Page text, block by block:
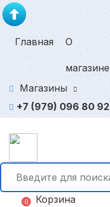
Главная О
магазине
Магазины
+7 (979) 096 80 92
0
Корзина